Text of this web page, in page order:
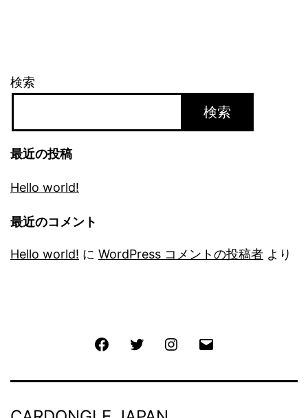
検索
検索
最近の投稿
Hello world!
最近のコメント
Hello world! に WordPress コメントの投稿者 より
FacebookTwitter Instagram